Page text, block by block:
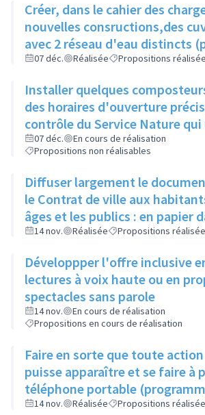
Créer, dans le cahier des
nouvelles consructions,des
avec 2 réseau d'eau distincts
non potable)
07 déc. Réalisée Propositions
Installer quelques
des horaires d'ouverture
contrôle du Service Nature qui utiliserait ce
compost pour l'entretien des
de la ville
07 déc.
En cours de réalisation
Propositions non réalisables
Diffuser largement le
le Contrat de ville aux
âges et les publics : en papier
les structures accueillant du
14 nov. Réalisée Propositions
Développper l'offre inclusive
lectures à voix haute ou en
spectacles sans parole
14 nov.
En cours de réalisation
Propositions en cours de réalisation
Faire en sorte que toute
puisse apparaître et se faire à
téléphone portable
évènements, résevations...)
14 nov. Réalisée Propositions